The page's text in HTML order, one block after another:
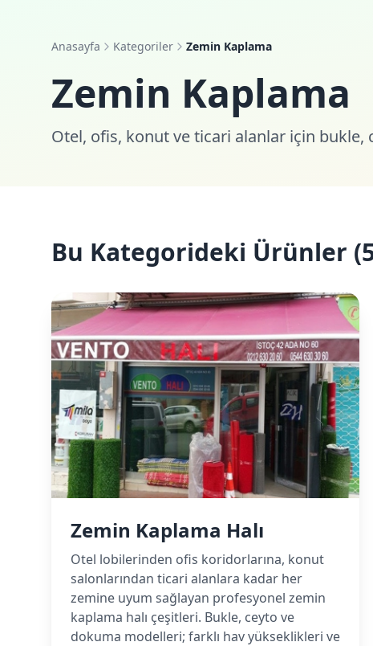
Anasayfa Kategoriler Zemin Kaplama
Zemin Kaplama
Otel, ofis, konut ve ticari alanlar için
Bu Kategorideki Ürünler (
Zemin Kaplama Halı
Otel lobilerinden ofis koridorlarına, konut
salonlarından ticari alanlara kadar her
zemine uyum sağlayan profesyonel zemin
kaplama halı çeşitleri. Bukle, ceyto ve
dokuma modelleri; farklı hav yükseklikleri ve